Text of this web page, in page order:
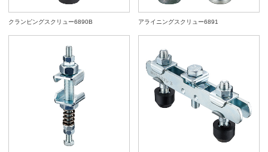
クランピングスクリュー6890B アライニングスクリュー6891